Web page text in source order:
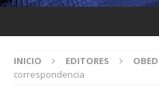
INICIO EDITORES
correspondencia